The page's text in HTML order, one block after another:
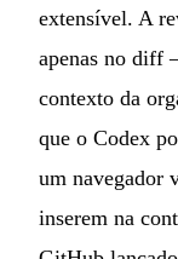
extensível. A
apenas no diff
contexto da
que o Codex
um navegador
inserem na